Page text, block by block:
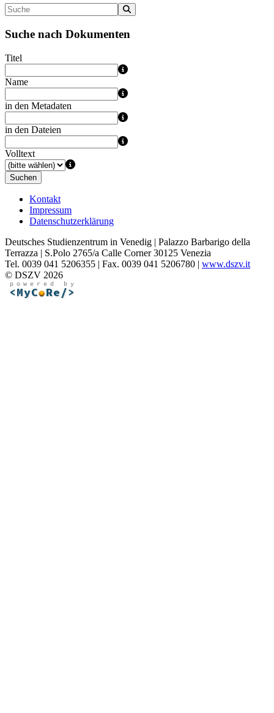
Suche nach Dokumenten
Titel
Name
in den Metadaten
in den Dateien
Volltext
Suchen
Kontakt
Impressum
Datenschutzerklärung
Deutsches Studienzentrum in Venedig | Palazzo Barbarigo della
Terrazza | S.Polo 2765/a Calle Corner 30125 Venezia
Tel. 0039 041 5206355 | Fax. 0039 041 5206780 | www.dszv.it
© DSZV 2026